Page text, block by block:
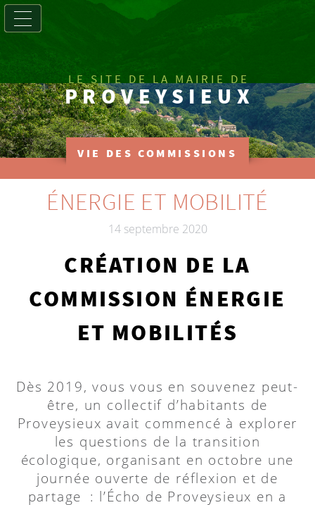
PROVEYSIEUX
LE SITE DE LA MAIRIE DE
VIE DES COMMISSIONS
ÉNERGIE ET MOBILITÉ
14 septembre 2020
CRÉATION DE LA
COMMISSION ÉNERGIE
ET MOBILITÉS
Dès 2019, vous vous en souvenez peut-
être, un collectif d’habitants de
Proveysieux avait commencé à explorer
les questions de la transition
écologique, organisant en octobre une
journée ouverte de réflexion et de
partage : l’Écho de Proveysieux en a